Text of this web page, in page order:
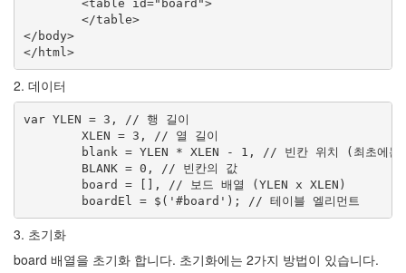
</body>
</html>
2. 데이터
var YLEN = 3, // 행 길이
        XLEN = 3, // 열 길이
blank = YLEN * XLEN - 1, // 빈칸 위치 (최초에는
        BLANK = 0, // 빈칸의 값
        board = [], // 보드 배열 (YLEN x XLEN)
        boardEl = $('#board'); // 테이블 엘리먼트
3. 초기화
board 배열을 초기화 합니다. 초기화에는 2가지 방법이 있습니다.